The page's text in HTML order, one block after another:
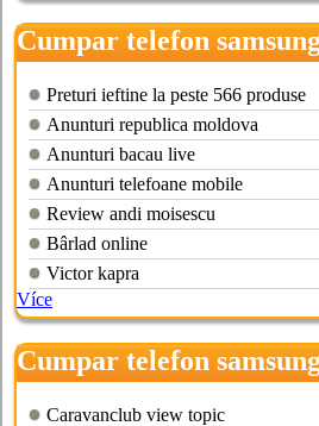
Cumpar telefon
Preturi ieftine la peste 566 produse
Anunturi republica moldova
Anunturi bacau live
Anunturi telefoane mobile
Review andi moisescu
Bârlad online
Victor kapra
Více
Cumpar telefon
s plus
Caravanclub view topic